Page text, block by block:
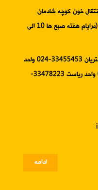
خون کوچه شادمان
ساختمان نامور طبقه پایین (درایام هفته صبح ها 10 الی
024-33544688 واحد مشتریان 33455453-024 واحد
مشتریان 33466877-024 واحد ریاست 33478223-
ادامه